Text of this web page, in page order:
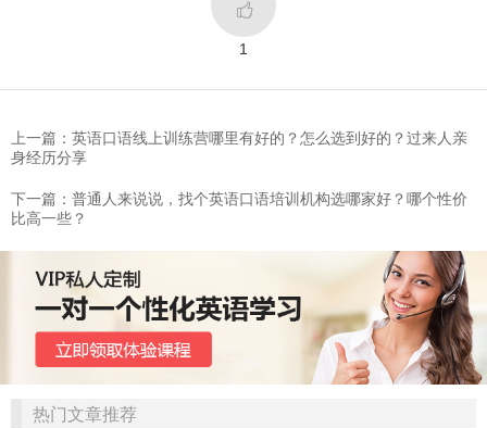

1
上一篇：英语口语线上训练营哪里有好的？怎么选到好的？过来人亲
身经历分享
下一篇：普通人来说说，找个英语口语培训机构选哪家好？哪个性价
比高一些？
热门文章推荐